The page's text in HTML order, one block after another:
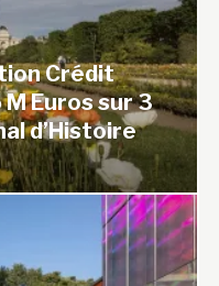
Crédit
Euros sur 3
d’Histoire